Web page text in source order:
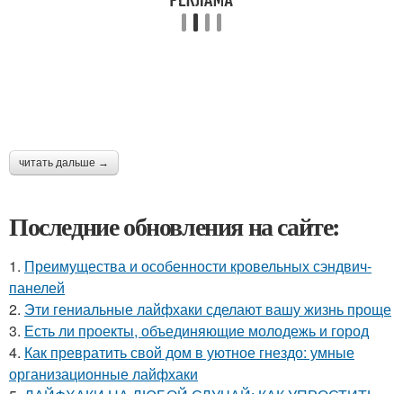
читать дальше →
Последние обновления на сайте:
1. Преимущества и особенности кровельных сэндвич-
панелей
2. Эти гениальные лайфхаки сделают вашу жизнь проще
3. Есть ли проекты, объединяющие молодежь и город
4. Как превратить свой дом в уютное гнездо: умные
организационные лайфхаки